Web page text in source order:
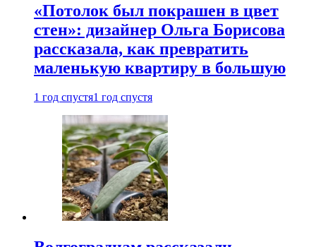
«Потолок был покрашен в цвет
стен»: дизайнер Ольга Борисова
рассказала, как превратить
маленькую квартиру в большую
1 год спустя1 год спустя